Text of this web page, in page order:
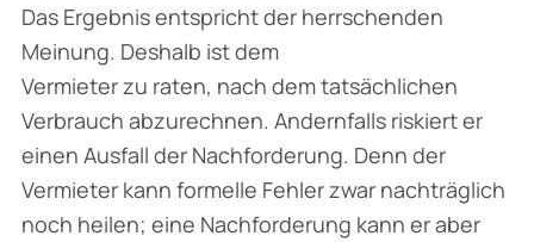
Das Ergebnis entspricht der herrschenden
Meinung. Deshalb ist dem
Vermieter zu raten, nach dem tatsächlichen
Verbrauch abzurechnen. Andernfalls riskiert er
einen Ausfall der Nachforderung. Denn der
Vermieter kann formelle Fehler zwar nachträglich
noch heilen; eine Nachforderung kann er aber